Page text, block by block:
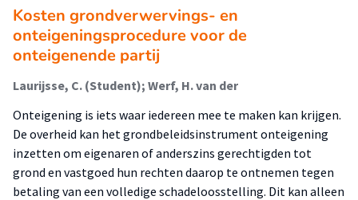
Kosten grondverwervings- en
onteigeningsprocedure voor de
onteigenende partij
Laurijsse, C. (Student); Werf, H. van der
Onteigening is iets waar iedereen mee te maken kan krijgen.
De overheid kan het grondbeleidsinstrument onteigening
inzetten om eigenaren of anderszins gerechtigden tot
grond en vastgoed hun rechten daarop te ontnemen tegen
betaling van een volledige schadeloosstelling. Dit kan alleen